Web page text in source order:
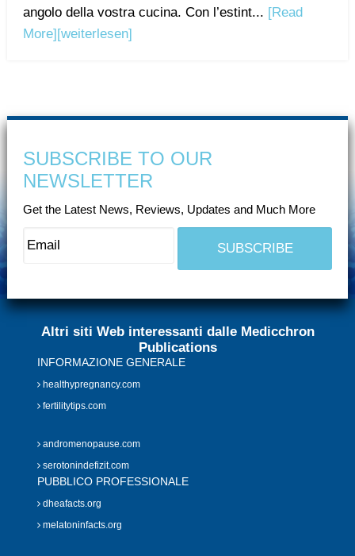
angolo della vostra cucina. Con l’estint... [Read
More][weiterlesen]
SUBSCRIBE TO OUR
NEWSLETTER
Get the Latest News, Reviews, Updates and Much More
Altri siti Web interessanti dalle Medicchron
Publications
INFORMAZIONE GENERALE
healthypregnancy.com
fertilitytips.com
andromenopause.com
serotonindefizit.com
PUBBLICO PROFESSIONALE
dheafacts.org
melatoninfacts.org